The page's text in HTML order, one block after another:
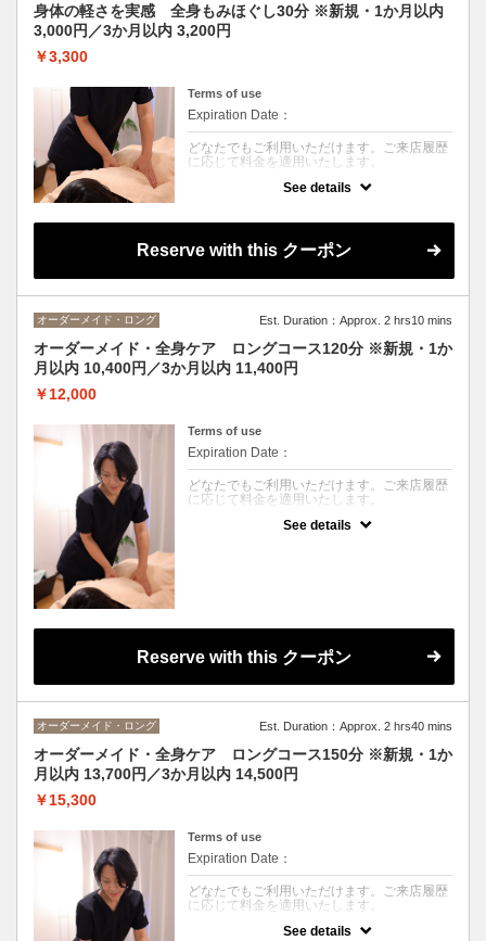
身体の軽さを実感 全身もみほぐし30分 ※新規・1か月以内
3,000円／3か月以内 3,200円
￥3,300
Terms of use
Expiration Date：
どなたでもご利用いただけます。ご来店履歴
に応じて料金を適用いたします。
識しながら気になる箇所を中心に施術。お仕
事帰りや空いた時間にも、短時間ですっきり
See details
Reserve with this クーポン
オーダーメイド・ロング Est. Duration：Approx. 2 hrs10 mins
オーダーメイド・全身ケア ロングコース120分 ※新規・1か
月以内 10,400円／3か月以内 11,400円
￥12,000
Terms of use
Expiration Date：
どなたでもご利用いただけます。ご来店履歴
に応じて料金を適用いたします。
※タイ古式は対象外です。
See details
Reserve with this クーポン
オーダーメイド・ロング Est. Duration：Approx. 2 hrs40 mins
オーダーメイド・全身ケア ロングコース150分 ※新規・1か
月以内 13,700円／3か月以内 14,500円
￥15,300
Terms of use
Expiration Date：
どなたでもご利用いただけます。ご来店履歴
に応じて料金を適用いたします。
See details